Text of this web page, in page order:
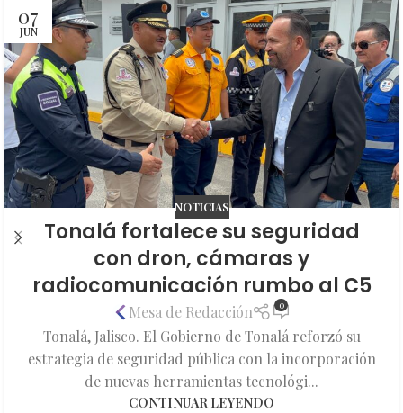
07
JUN
NOTICIAS
Tonalá fortalece su seguridad
con dron, cámaras y
radiocomunicación rumbo al C5
Mesa de Redacción 0
Tonalá, Jalisco. El Gobierno de Tonalá reforzó su
estrategia de seguridad pública con la incorporación
de nuevas herramientas tecnológi...
CONTINUAR LEYENDO